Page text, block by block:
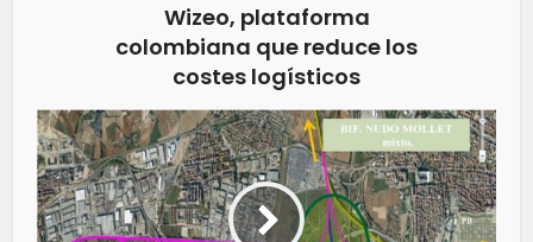
Wizeo, plataforma
colombiana que reduce los
costes logísticos